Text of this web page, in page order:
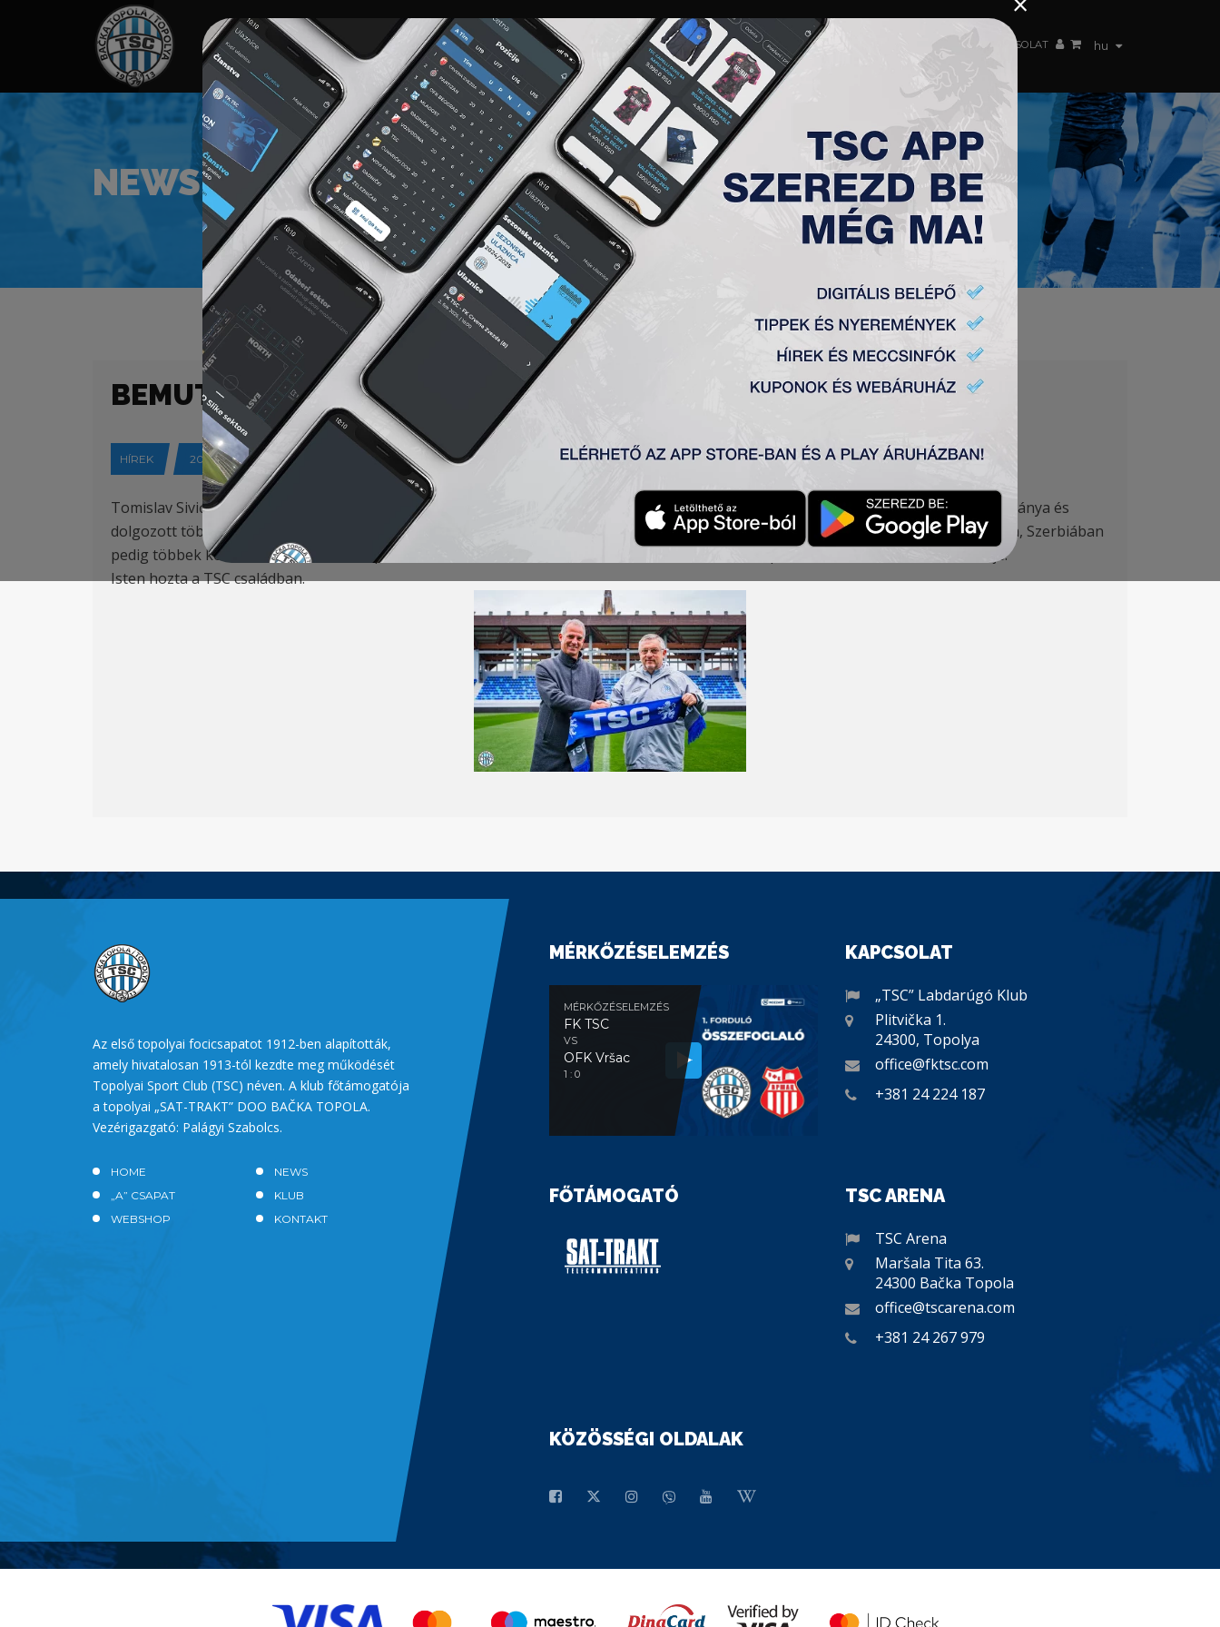
hu
HOME TÁMOGATÓK NEWS GALÉRIA „A” CSAPAT TAGSÁG JEGYEK AKKREDITÁCIÓ KLUB AKADÉMIA NŐI CSAPAT KAPCSOLAT
NEWS
BEMUTATTÁK TOMISLAV SIVIĆET, A TSC ÚJ VEZETŐEDZŐJÉT
HÍREK 2026-04-15
Tomislav Sivić a TSC új vezetőedzője. A tapasztalt szakember korábban volt a szerb U19-es, illetve U21-es válogatott szövetségi kapitánya és
dolgozott több Feröer szigeteki csapatnál. Magyarországon a Kecskemét, a Diósgyőr, a Paks és a Mezőkövesd együtteseit irányította, Szerbiában
pedig többek között volt a szabadkai Spartak, a Novi Pazar, a niši Radnički, a lučani Mladost és a pancsovai Železničar vezetőedzője.
Isten hozta a TSC családban.
Az első topolyai focicsapatot 1912-ben alapították,
amely hivatalosan 1913-tól kezdte meg működését
Topolyai Sport Club (TSC) néven. A klub főtámogatója
a topolyai „SAT-TRAKT” DOO BAČKA TOPOLA.
Vezérigazgató: Palágyi Szabolcs.
HOME
NEWS
„A” CSAPAT
KLUB
WEBSHOP
KONTAKT
MÉRKŐZÉSELEMZÉS
MÉRKŐZÉSELEMZÉS
FK TSC
VS
OFK Vršac
1 : 0
KAPCSOLAT
„TSC” Labdarúgó Klub
Plitvička 1.
24300, Topolya
office@fktsc.com
+381 24 224 187
FŐTÁMOGATÓ TSC ARENA
TSC Arena
Maršala Tita 63.
24300 Bačka Topola
office@tscarena.com
+381 24 267 979
KÖZÖSSÉGI OLDALAK